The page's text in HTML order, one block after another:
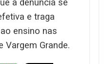
a denúncia se
e traga
ensino nas
Vargem Grande.